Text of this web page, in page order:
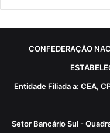
CONFEDERAÇÃO
Entidade Filiada a: CEA,
Setor Bancário Sul -